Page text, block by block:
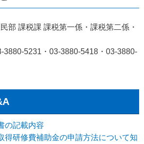
部 課税課 課税第一係・課税第二係・
5231・03-3880-5418・03-3880-
の記載内容
得研修費補助金の申請方法について知